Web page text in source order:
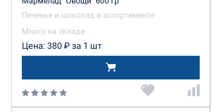
Печенье и шоколад в ассортименте
Много на складе
Цена: 380 ₽ за 1 шт